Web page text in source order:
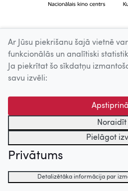
Ar Jūsu piekrišanu šajā vietnē
funkcionālās un analītiski
Ja piekrītat šo sīkdatņu
savu izvēli:
Noraidīt
Pielāgot
Privātums
Detalizētāka informācija par